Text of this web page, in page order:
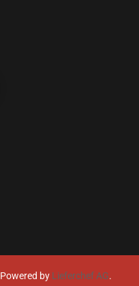
Powered by Lieferchef AG.